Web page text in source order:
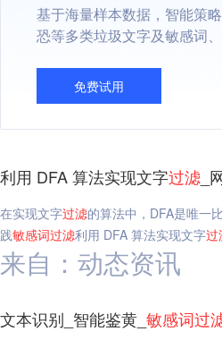
基于海量样本数据，智能策
恐等多类垃圾文字及敏感词
免费试用
利用 DFA 算法实现文字过滤
在实现文字过滤的算法中，DFA是唯一
践敏感词过滤利用 DFA 算法实现文字过
来自：动态资讯
文本识别_智能鉴黄_ 敏感词过